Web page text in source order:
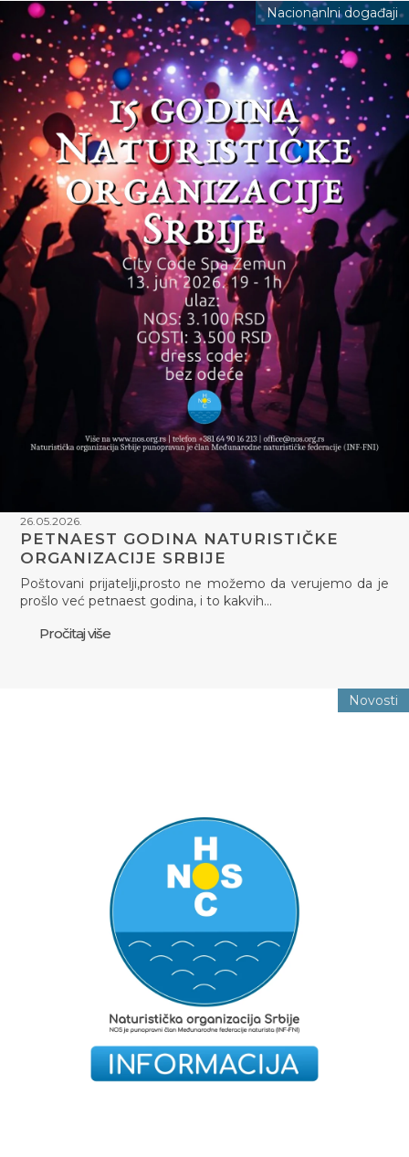
Nacionanlni događaji
26.05.2026.
PETNAEST GODINA NATURISTIČKE
ORGANIZACIJE SRBIJE
Poštovani prijatelji,prosto ne možemo da verujemo da je
prošlo već petnaest godina, i to kakvih…
Pročitaj više
Novosti